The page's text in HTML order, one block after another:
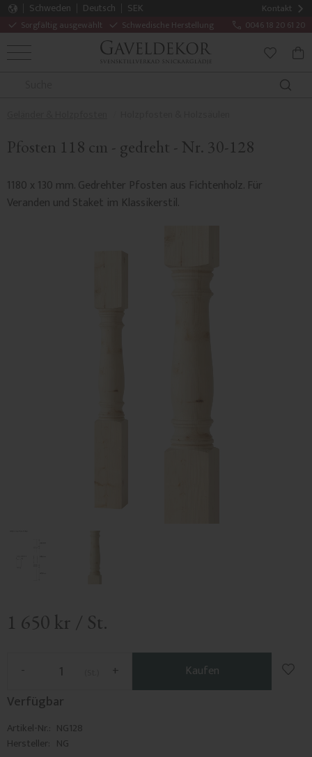
Kontakt
Sorgfältig ausgewählt Schwedische Herstellung 0046 18 20 61 20
Schweden Deutsch
SEK
MENÜ
Pfosten 118 cm - gedreht - Nr. 30-128
1180 x 130 mm. Gedrehter Pfosten aus Fichtenholz. Für
Veranden und Staket im Klassikerstil.
1 650 kr / St.
+
- Kaufen
Zu
Verfügbar
Artikel-Nr. NG128
Hersteller NG